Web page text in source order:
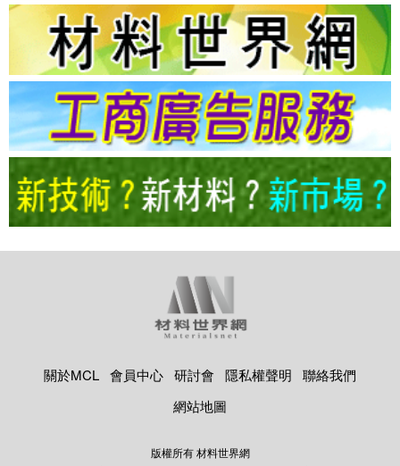
關於MCL 會員中心 研討會 隱私權聲明
聯絡我們
網站地圖
版權所有 材料世界網